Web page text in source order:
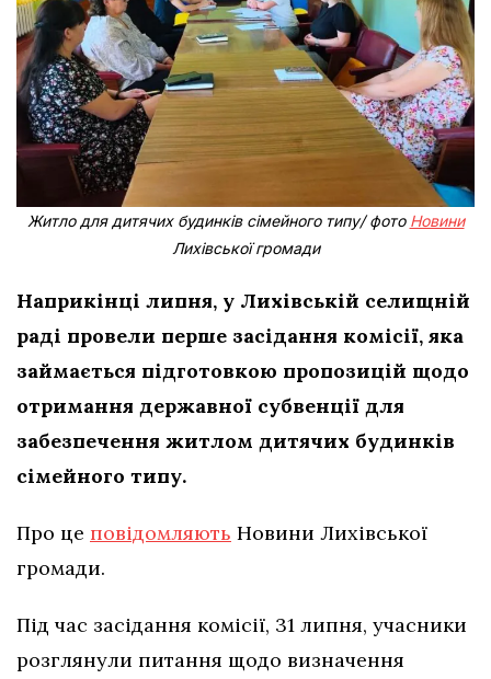
Житло для дитячих будинків сімейного типу/ фото Новини
Лихівської громади
Наприкінці липня, у Лихівській селищній
раді провели перше засідання комісії, яка
займається підготовкою пропозицій щодо
отримання державної субвенції для
забезпечення житлом дитячих будинків
сімейного типу.
Про це повідомляють Новини Лихівської
громади.
Під час засідання комісії, 31 липня, учасники
розглянули питання щодо визначення